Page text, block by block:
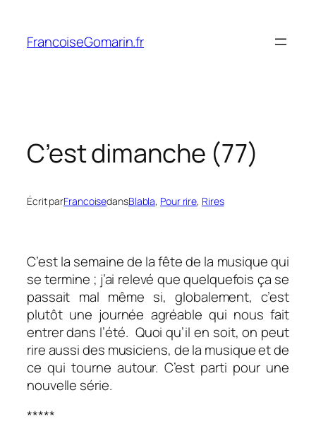
contenu
FrancoiseGomarin.fr
C’est dimanche (77)
Écrit parFrancoisedansBlabla, Pour rire, Rires
C’est la semaine de la fête de la musique qui
se termine ; j’ai relevé que quelquefois ça se
passait mal même si, globalement, c’est
plutôt une journée agréable qui nous fait
entrer dans l’été. Quoi qu’il en soit, on peut
rire aussi des musiciens, de la musique et de
ce qui tourne autour. C’est parti pour une
nouvelle série.
*****